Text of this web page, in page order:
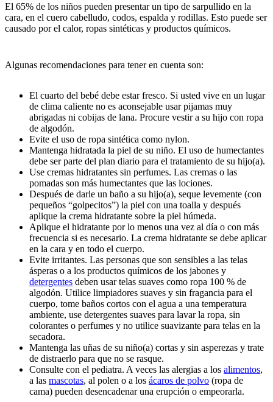
El 65% de los niños pueden presentar un tipo de sarpullido en la
cara, en el cuero cabelludo, codos, espalda y rodillas. Esto puede ser
causado por el calor, ropas sintéticas y productos químicos.
Algunas recomendaciones para tener en cuenta son:
El cuarto del bebé debe estar fresco. Si usted vive en un lugar
de clima caliente no es aconsejable usar pijamas muy
abrigadas ni cobijas de lana. Procure vestir a su hijo con ropa
de algodón.
Evite el uso de ropa sintética como nylon.
Mantenga hidratada la piel de su niño. El uso de humectantes
debe ser parte del plan diario para el tratamiento de su hijo(a).
Use cremas hidratantes sin perfumes. Las cremas o las
pomadas son más humectantes que las lociones.
Después de darle un baño a su hijo(a), seque levemente (con
pequeños “golpecitos”) la piel con una toalla y después
aplique la crema hidratante sobre la piel húmeda.
Aplique el hidratante por lo menos una vez al día o con más
frecuencia si es necesario. La crema hidratante se debe aplicar
en la cara y en todo el cuerpo.
Evite irritantes. Las personas que son sensibles a las telas
ásperas o a los productos químicos de los jabones y
detergentes deben usar telas suaves como ropa 100 % de
algodón. Utilice limpiadores suaves y sin fragancia para el
cuerpo, tome baños cortos con el agua a una temperatura
ambiente, use detergentes suaves para lavar la ropa, sin
colorantes o perfumes y no utilice suavizante para telas en la
secadora.
Mantenga las uñas de su niño(a) cortas y sin asperezas y trate
de distraerlo para que no se rasque.
Consulte con el pediatra. A veces las alergias a los alimentos,
a las mascotas, al polen o a los ácaros de polvo (ropa de
cama) pueden desencadenar una erupción o empeorarla.